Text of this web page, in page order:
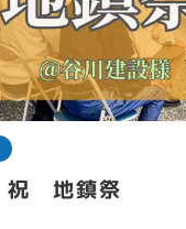
祝 地鎮祭